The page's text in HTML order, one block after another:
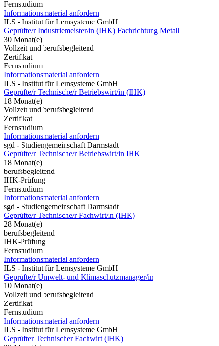
Fernstudium
Informationsmaterial anfordern
ILS - Institut für Lernsysteme GmbH
Geprüfte/r Industriemeister/in (IHK) Fachrichtung Metall
30 Monat(e)
Vollzeit und berufsbegleitend
Zertifikat
Fernstudium
Informationsmaterial anfordern
ILS - Institut für Lernsysteme GmbH
Geprüfte/r Technische/r Betriebswirt/in (IHK)
18 Monat(e)
Vollzeit und berufsbegleitend
Zertifikat
Fernstudium
Informationsmaterial anfordern
sgd - Studiengemeinschaft Darmstadt
Geprüfte/r Technische/r Betriebswirt/in IHK
18 Monat(e)
berufsbegleitend
IHK-Prüfung
Fernstudium
Informationsmaterial anfordern
sgd - Studiengemeinschaft Darmstadt
Geprüfte/r Technische/r Fachwirt/in (IHK)
28 Monat(e)
berufsbegleitend
IHK-Prüfung
Fernstudium
Informationsmaterial anfordern
ILS - Institut für Lernsysteme GmbH
Geprüfte/r Umwelt- und Klimaschutzmanager/in
10 Monat(e)
Vollzeit und berufsbegleitend
Zertifikat
Fernstudium
Informationsmaterial anfordern
ILS - Institut für Lernsysteme GmbH
Geprüfter Technischer Fachwirt (IHK)